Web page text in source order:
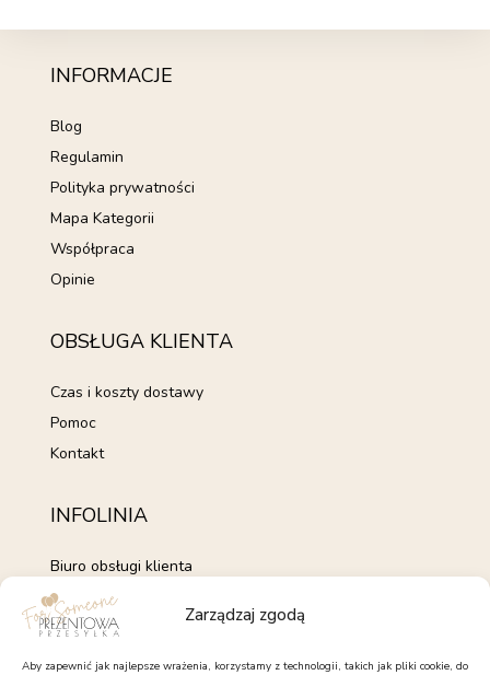
Zarządzaj zgodą
Aby zapewnić jak najlepsze wrażenia, korzystamy z technologii, takich jak pliki cookie, do
INFORMACJE
Blog
Regulamin
Polityka prywatności
Mapa Kategorii
Współpraca
Opinie
OBSŁUGA KLIENTA
Czas i koszty dostawy
Pomoc
Kontakt
INFOLINIA
Biuro obsługi klienta
+48 735 843 843
pon. - pt. 7:00 - 15:00
kontakt@forsomeone.pl